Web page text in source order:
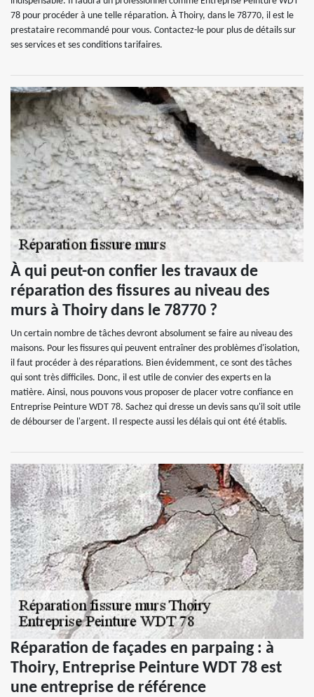
78 pour procéder à une telle réparation. À Thoiry, dans le 78770, il est le
prestataire recommandé pour vous. Contactez-le pour plus de détails sur
ses services et ses conditions tarifaires.
À qui peut-on confier les travaux de
réparation des fissures au niveau des
murs à Thoiry dans le 78770 ?
Un certain nombre de tâches devront absolument se faire au niveau des
maisons. Pour les fissures qui peuvent entraîner des problèmes d'isolation,
il faut procéder à des réparations. Bien évidemment, ce sont des tâches
qui sont très difficiles. Donc, il est utile de convier des experts en la
matière. Ainsi, nous pouvons vous proposer de placer votre confiance en
Entreprise Peinture WDT 78. Sachez qui dresse un devis sans qu'il soit utile
de débourser de l'argent. Il respecte aussi les délais qui ont été établis.
Réparation de façades en parpaing : à
Thoiry, Entreprise Peinture WDT 78 est
une entreprise de référence